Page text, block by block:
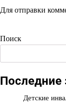
Для отправки
Поиск
Последние
Детские